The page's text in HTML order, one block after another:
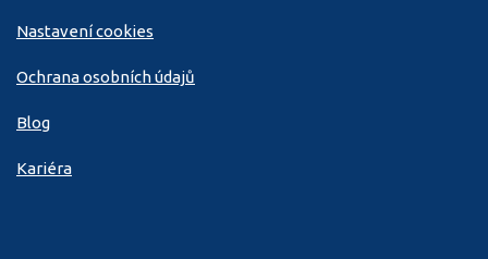
Nastavení cookies
Ochrana osobních údajů
Blog
Kariéra